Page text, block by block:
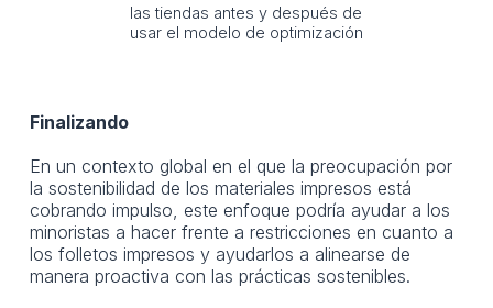
las tiendas antes y después de
usar el modelo de optimización
Finalizando
En un contexto global en el que la preocupación por
la sostenibilidad de los materiales impresos está
cobrando impulso, este enfoque podría ayudar a los
minoristas a hacer frente a restricciones en cuanto a
los folletos impresos y ayudarlos a alinearse de
manera proactiva con las prácticas sostenibles.